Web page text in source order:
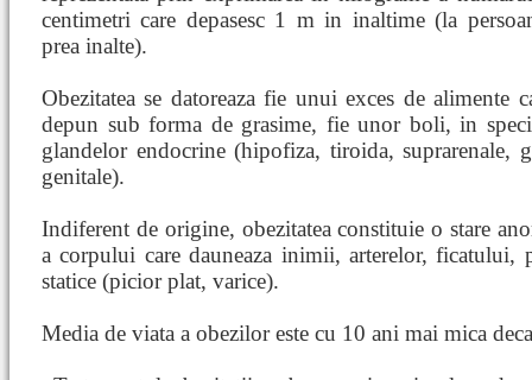
centimetri care depasesc 1 m in inaltime (la
prea inalte).
Obezitatea se datoreaza fie unui exces de alimente
depun sub forma de grasime, fie unor boli, in
glandelor endocrine (hipofiza, tiroida, suprarenale,
genitale).
Indiferent de origine, obezitatea constituie o stare
a corpului care dauneaza inimii, arterelor, ficatului,
statice (picior plat, varice).
Media de viata a obezilor este cu 10 ani mai mica